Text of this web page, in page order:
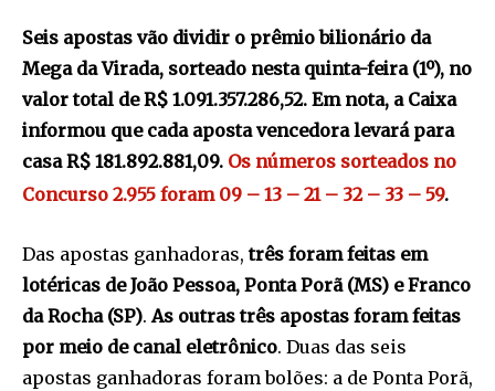
Seis apostas vão dividir o prêmio bilionário da
Mega da Virada, sorteado nesta quinta-feira (1º), no
valor total de R$ 1.091.357.286,52. Em nota, a Caixa
informou que cada aposta vencedora levará para
casa R$ 181.892.881,09. Os números sorteados no
Concurso 2.955 foram 09 – 13 – 21 – 32 – 33 – 59.
Das apostas ganhadoras,três foram feitas em
lotéricas de João Pessoa, Ponta Porã (MS) e Franco
da Rocha (SP).As outras três apostas foram feitas
por meio de canal eletrônico. Duas das seis
apostas ganhadoras foram bolões: a de Ponta Porã,